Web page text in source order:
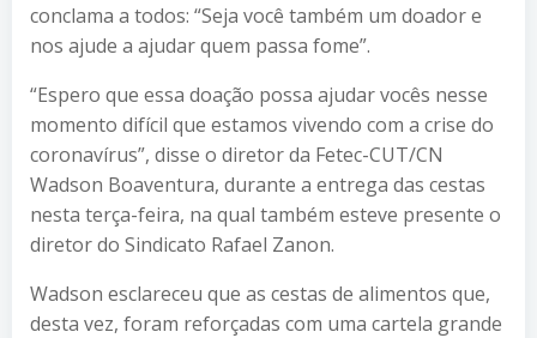
conclama a todos: “Seja você também um doador e
nos ajude a ajudar quem passa fome”.
“Espero que essa doação possa ajudar vocês nesse
momento difícil que estamos vivendo com a crise do
coronavírus”, disse o diretor da Fetec-CUT/CN
Wadson Boaventura, durante a entrega das cestas
nesta terça-feira, na qual também esteve presente o
diretor do Sindicato Rafael Zanon.
Wadson esclareceu que as cestas de alimentos que,
desta vez, foram reforçadas com uma cartela grande